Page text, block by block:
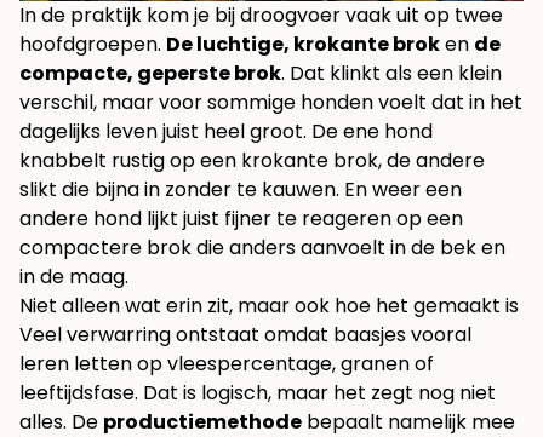
In de praktijk kom je bij droogvoer vaak uit op twee
hoofdgroepen. De luchtige, krokante broken de
compacte, geperste brok. Dat klinkt als een klein
verschil, maar voor sommige honden voelt dat in het
dagelijks leven juist heel groot. De ene hond
knabbelt rustig op een krokante brok, de andere
slikt die bijna in zonder te kauwen. En weer een
andere hond lijkt juist fijner te reageren op een
compactere brok die anders aanvoelt in de bek en
in de maag.
Niet alleen wat erin zit, maar ook hoe het gemaakt is
Veel verwarring ontstaat omdat baasjes vooral
leren letten op vleespercentage, granen of
leeftijdsfase. Dat is logisch, maar het zegt nog niet
alles. De productiemethode bepaalt namelijk mee